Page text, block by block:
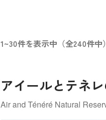
1~30件を表示中（全240件中）
アイールとテネ
Air and Ténéré Natural